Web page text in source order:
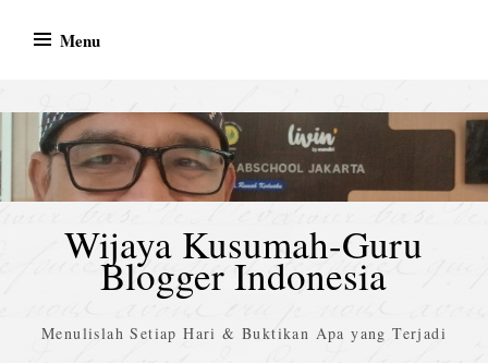
Menu
Wijaya Kusumah-Guru
Blogger Indonesia
Menulislah Setiap Hari & Buktikan Apa yang Terjadi